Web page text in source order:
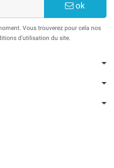
ok
Vous trouverez pour cela nos
d'utilisation du site.